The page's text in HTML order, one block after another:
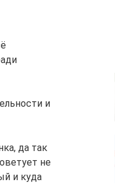
и
да так
не
и куда